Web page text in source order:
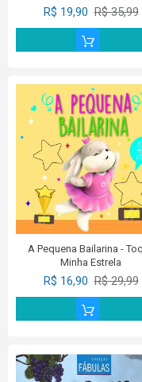
R$ 19,90 R$ 35,99
A Pequena Bailarina -
Minha Estrela
R$ 16,90 R$ 29,99